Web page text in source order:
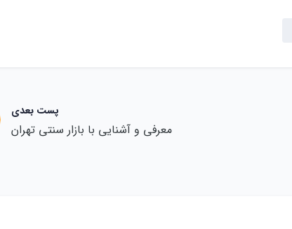
پست بعدی
معرفی و آشنایی با بازار سنتی تهران